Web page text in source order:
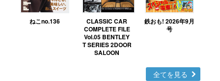
ねこno.136
CLASSIC CAR
COMPLETE FILE
Vol.05 BENTLEY
T SERIES 2DOOR
SALOON
鉄おも! 2026年9月
号
全てを見る